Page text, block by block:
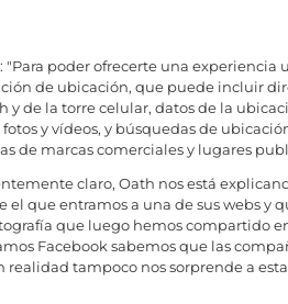
: "Para poder ofrecerte una experiencia
de ubicación, que puede incluir
y de la torre celular, datos de la
y vídeos, y búsquedas de
de marcas comerciales y lugares
claro, Oath nos está
el que entramos a una de sus webs y
que luego hemos compartido
Facebook sabemos que las
realidad tampoco nos sorprende a